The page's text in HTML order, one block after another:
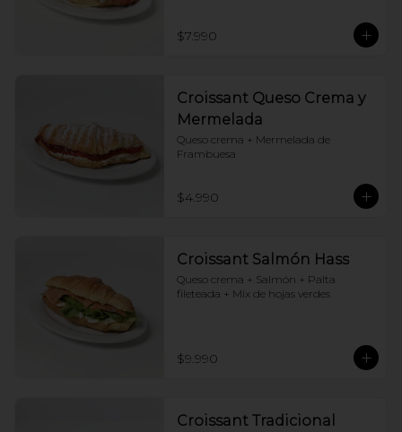
$7.990
Croissant Queso Crema y
Mermelada
Queso crema + Mermelada de
Frambuesa
$4.990
Croissant Salmón Hass
Queso crema + Salmón + Palta
fileteada + Mix de hojas verdes
$9.990
Croissant Tradicional